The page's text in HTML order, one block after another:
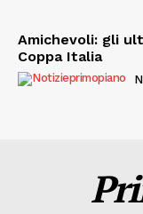
Amichevoli: gli
Coppa Italia